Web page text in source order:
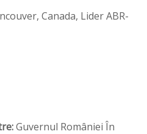
Canada, Lider ABR-
Guvernul României În